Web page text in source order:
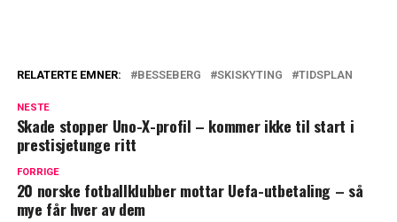
RELATERTE EMNER: BESSEBERG SKISKYTING TIDSPLAN
NESTE
Skade stopper Uno-X-profil – kommer ikke til start i
prestisjetunge ritt
FORRIGE
20 norske fotballklubber mottar Uefa-utbetaling – så
mye får hver av dem